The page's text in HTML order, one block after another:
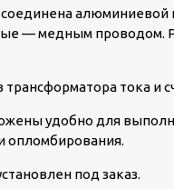
соединена
— медным проводом.
трансформатора тока и
удобно для
опломбирования.
под заказ.